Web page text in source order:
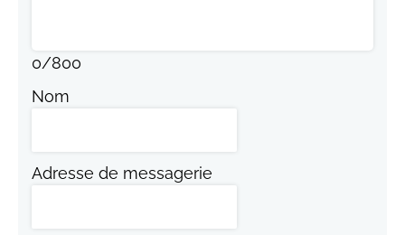
0/800
Nom
Adresse de messagerie